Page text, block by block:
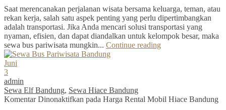
Saat merencanakan perjalanan wisata bersama keluarga, teman, atau
rekan kerja, salah satu aspek penting yang perlu dipertimbangkan
adalah transportasi. Jika Anda mencari solusi transportasi yang
nyaman, efisien, dan dapat diandalkan untuk kelompok besar, maka
sewa bus pariwisata mungkin... Continue reading
Juni
3
admin
Sewa Elf Bandung, Sewa Hiace Bandung
Komentar Dinonaktifkan pada Harga Rental Mobil Hiace Bandung